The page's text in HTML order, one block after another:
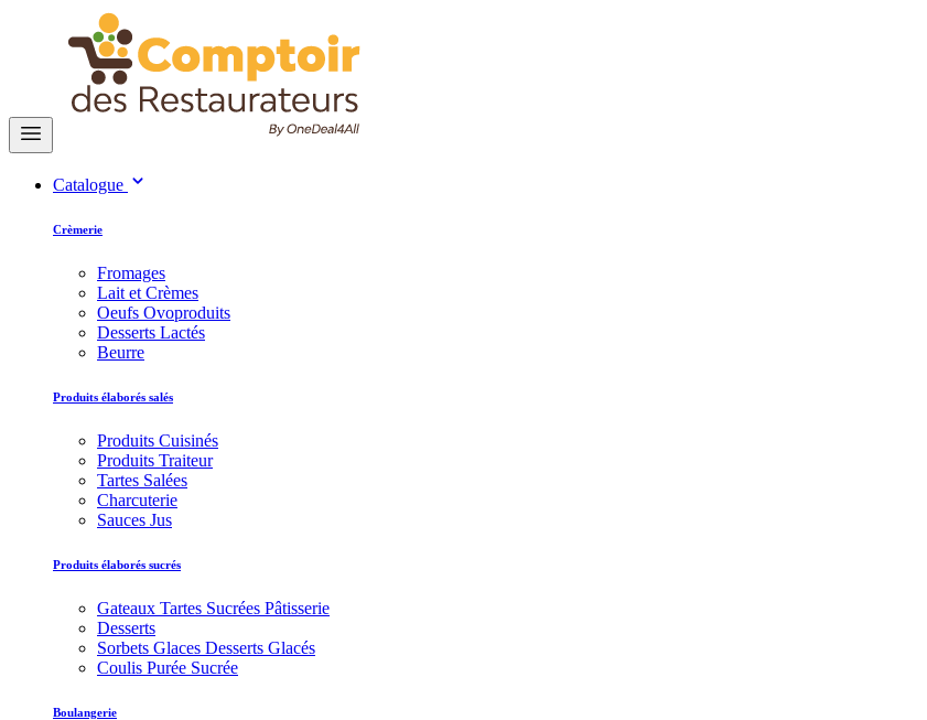
Catalogue
Crèmerie
Fromages
Lait et Crèmes
Oeufs Ovoproduits
Desserts Lactés
Beurre
Produits élaborés salés
Produits Cuisinés
Produits Traiteur
Tartes Salées
Charcuterie
Sauces Jus
Produits élaborés sucrés
Gateaux Tartes Sucrées Pâtisserie
Desserts
Sorbets Glaces Desserts Glacés
Coulis Purée Sucrée
Boulangerie